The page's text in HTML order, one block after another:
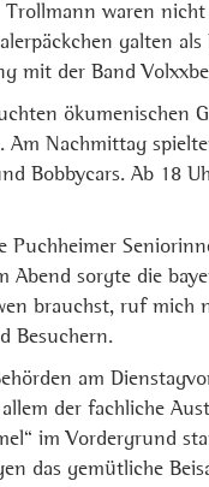
waren
galten
mit der Band
ökumenischen
Nachmittag
Bobbycars. Ab 18
sorgte die
brauchst, ruf
Besuchern.
am
der fachliche
im Vordergrund
das gemütliche